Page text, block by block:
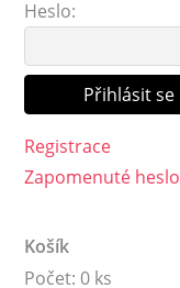
Heslo:
Registrace
Zapomenuté heslo
Košík
Počet: 0 ks